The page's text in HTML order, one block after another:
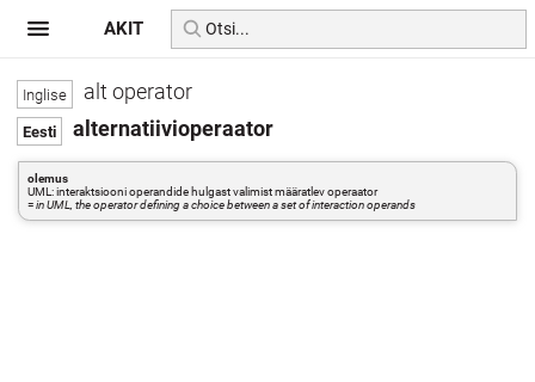
alt operator
alternatiivioperaator
olemus
UML: interaktsiooni operandide hulgast valimist määratlev operaator
=in UML, the operator defining a choice between a set of interaction operands
AKIT